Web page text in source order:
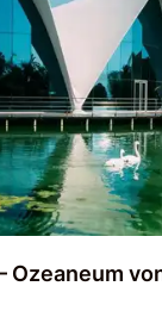
Ozeaneum